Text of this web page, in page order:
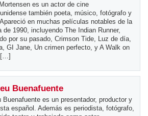
es un actor de cine
también poeta, músico, fotógrafo y
en muchas películas notables de la
de 1990, incluyendo The Indian Runner,
por su pasado, Crimson Tide, Luz de día,
GI Jane, Un crimen perfecto, y A Walk on
[…]
Buenafuente
Buenafuente es un presentador, productor y
español. Además es periodista, fotógrafo,